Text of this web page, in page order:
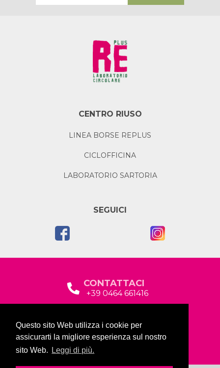
Questo sito Web utilizza i cookie per
assicurarti la migliore esperienza sul nostro
sito Web.
Leggi di più.
CENTRO RIUSO
LINEA BORSE REPLUS
CICLOFFICINA
LABORATORIO SARTORIA
SEGUICI
CONTATTACI
+39 0464 661416
Via Baltera, 19
38066 Riva del Garda (TN)